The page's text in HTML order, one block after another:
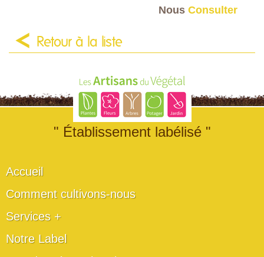
Nous Consulter
Retour à la liste
" Établissement labélisé "
Accueil
Comment cultivons-nous
Services +
Notre Label